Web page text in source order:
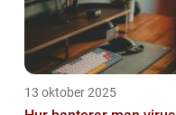
13 oktober 2025